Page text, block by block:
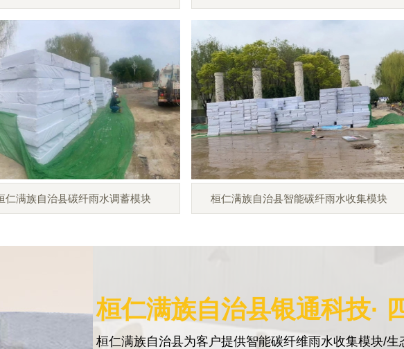
仁满族自治县碳纤雨水调蓄模块 桓仁满族自治县智能碳纤雨水收集模块
桓仁满族自治县银通科技·
桓仁满族自治县为客户提供智能碳纤维雨水收集模块/生